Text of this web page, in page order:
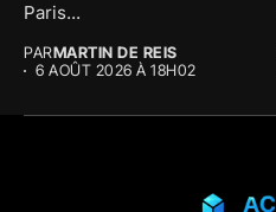
Paris...
PARMARTIN DE REIS
6 AOÛT 2026 À 18H02